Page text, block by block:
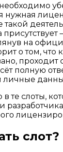
нужная
такой
на
о том, что
проходит
полную
личные
в те слоты,
слот?